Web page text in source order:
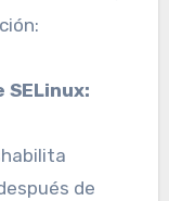
SELinux:
de